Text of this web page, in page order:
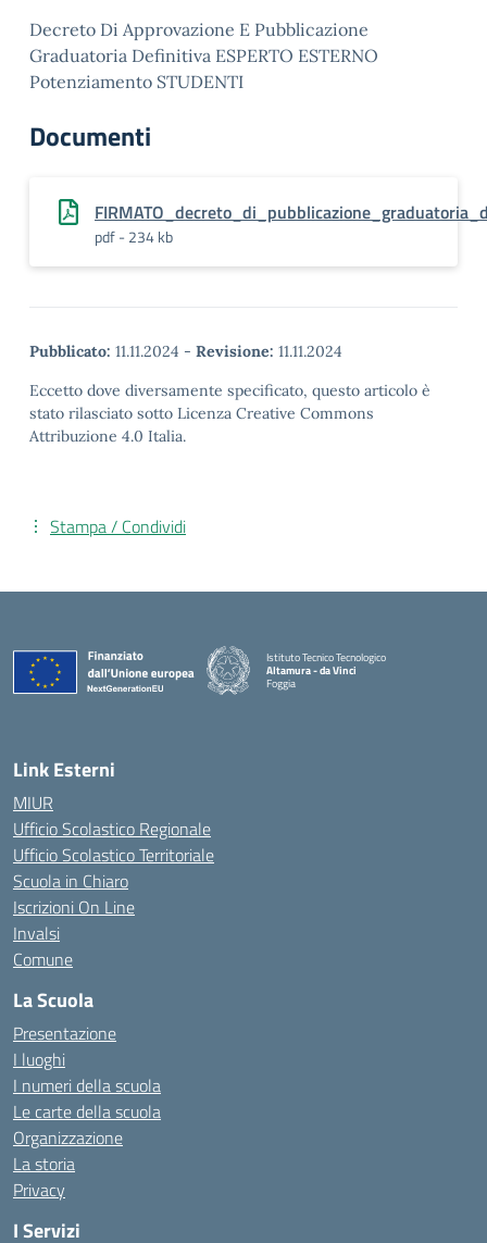
Decreto Di Approvazione E Pubblicazione
Graduatoria Definitiva ESPERTO ESTERNO
Potenziamento STUDENTI
Documenti
pdf - 234 kb
Pubblicato: 11.11.2024 - Revisione: 11.11.2024
Eccetto dove diversamente specificato, questo articolo è
stato rilasciato sotto Licenza Creative Commons
Attribuzione 4.0 Italia.
Stampa / Condividi
Istituto Tecnico Tecnologico
Altamura - da Vinci
Foggia
— Visita la pagina iniziale della scuola
Link Esterni
MIUR
Ufficio Scolastico Regionale
Ufficio Scolastico Territoriale
Scuola in Chiaro
Iscrizioni On Line
Invalsi
Comune
La Scuola
Presentazione
I luoghi
I numeri della scuola
Le carte della scuola
Organizzazione
La storia
Privacy
I Servizi